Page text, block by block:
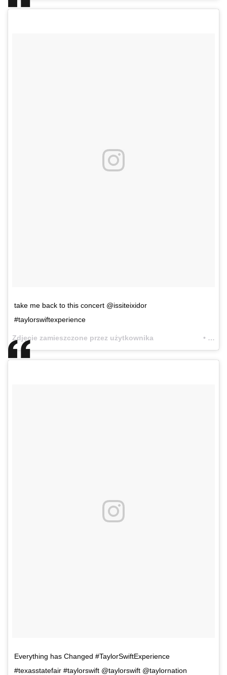
take me back to this concert @issiteixidor
#taylorswiftexperience
Zdjęcie zamieszczone przez użytkownika ⠀⠀⠀⠀⠀⠀⠀⠀⠀ • a n n a l i s a • (@afaceforreality)
Everything has Changed #TaylorSwiftExperience
#texasstatefair #taylorswift @taylorswift @taylornation